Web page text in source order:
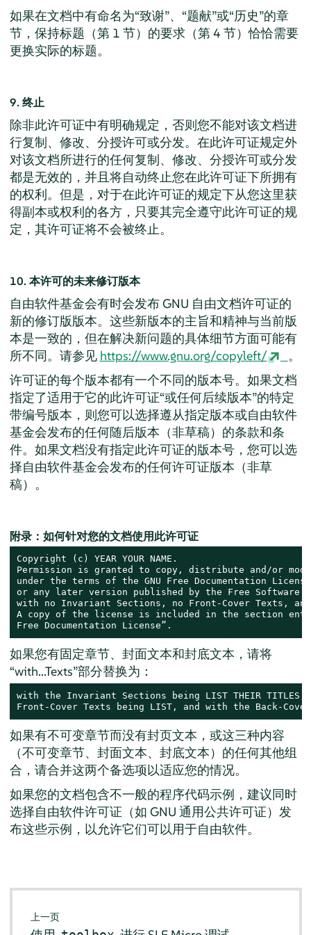
如果在文档中有命名为“致谢”、“题献”或“历史”的章
节，保持标题（第 1 节）的要求（第 4 节）恰恰需要
更换实际的标题。
9. 终止
除非此许可证中有明确规定，否则您不能对该文档进
行复制、修改、分授许可或分发。在此许可证规定外
对该文档所进行的任何复制、修改、分授许可或分发
都是无效的，并且将自动终止您在此许可证下所拥有
的权利。但是，对于在此许可证的规定下从您这里获
得副本或权利的各方，只要其完全遵守此许可证的规
定，其许可证将不会被终止。
10. 本许可的未来修订版本
自由软件基金会有时会发布 GNU 自由文档许可证的
新的修订版版本。这些新版本的主旨和精神与当前版
本是一致的，但在解决新问题的具体细节方面可能有
所不同。请参见 https://www.gnu.org/copyleft/
。
许可证的每个版本都有一个不同的版本号。如果文档
指定了适用于它的此许可证“或任何后续版本”的特定
带编号版本，则您可以选择遵从指定版本或自由软件
基金会发布的任何随后版本（非草稿）的条款和条
件。如果文档没有指定此许可证的版本号，您可以选
择自由软件基金会发布的任何许可证版本（非草
稿）。
附录：如何针对您的文档使用此许可证
Copyright (c) YEAR YOUR NAME.
Permission is granted to copy, distribute and/or
under the terms of the GNU Free Documentation
or any later version published by the Free Software
with no Invariant Sections, no Front-Cover Texts, and
A copy of the license is included in the section
Free Documentation License”.
如果您有固定章节、封面文本和封底文本，请将
“with...Texts”部分替换为：
with the Invariant Sections being LIST THEIR
Front-Cover Texts being LIST, and with the Back-
如果有不可变章节而没有封页文本，或这三种内容
（不可变章节、封面文本、封底文本）的任何其他组
合，请合并这两个备选项以适应您的情况。
如果您的文档包含不一般的程序代码示例，建议同时
选择自由软件许可证（如 GNU 通用公共许可证）发
布这些示例，以允许它们可以用于自由软件。
上一页